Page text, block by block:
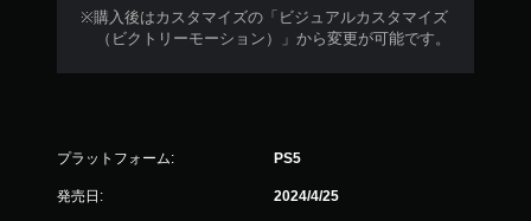
※購入後はカスタマイズの「ビジュアルカスタマイズ
（ビクトリーモーション）」から変更が可能です。
プラットフォーム: PS5
発売日: 2024/4/25